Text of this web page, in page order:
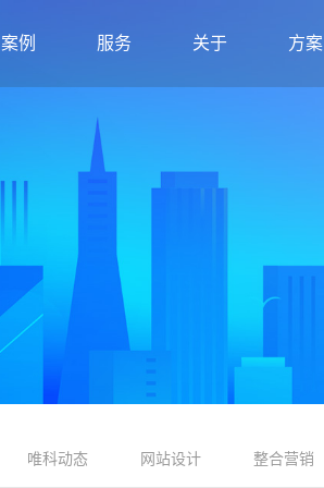
案例 服务 关于 方案
唯科动态 网站设计 整合营销